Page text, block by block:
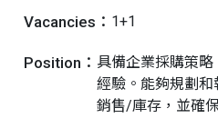
Vacancies： 1+1
Position： 具備企業採購策
經驗。能夠規劃
銷售/庫存，並確